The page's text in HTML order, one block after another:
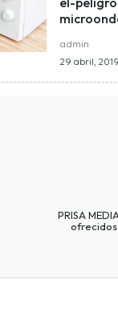
admin
29 abril,
PRISA
ofrecidos